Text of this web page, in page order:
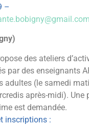
–
des ateliers
par des enseignants
adultes (le samedi
après-midi). Une
est demandée.
inscriptions :